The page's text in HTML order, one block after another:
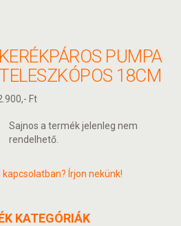
PUMPA
18CM
Ft
Sajnos a termék jelenleg nem
rendelhető.
Írjon nekünk!
KATEGÓRIÁK